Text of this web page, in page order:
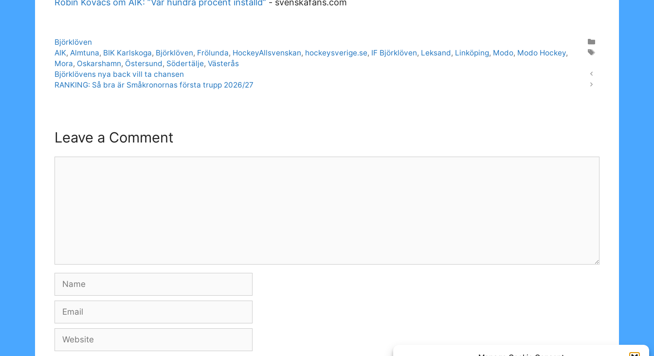
Robin Kovacs om AIK: ”Var hundra procent inställd” - svenskafans.com
Categories
Björklöven
Tags
AIK, Almtuna, BIK Karlskoga, Björklöven, Frölunda, HockeyAllsvenskan, hockeysverige.se, IF Björklöven, Leksand, Linköping, Modo, Modo Hockey,
Mora, Oskarshamn, Östersund, Södertälje, Västerås
Björklövens nya back vill ta chansen
RANKING: Så bra är Småkronornas första trupp 2026/27
Leave a Comment
Name
Email
Website